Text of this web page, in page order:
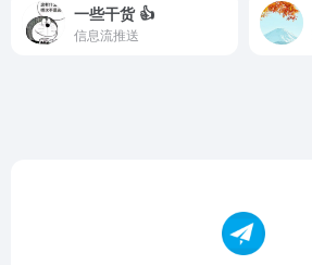
一些干货 👍
信息流推送